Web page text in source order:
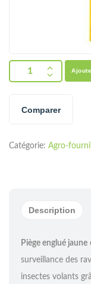
Comparer
Catégorie: Agro-
Description
Piège englué jaune
surveillance des
insectes volants